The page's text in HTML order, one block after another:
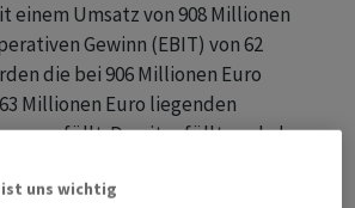
einem Umsatz von 908 Millionen
Gewinn (EBIT) von 62
die bei 906 Millionen Euro
Millionen Euro liegenden
erfüllt. Damit erfüllt auch der
uns wichtig